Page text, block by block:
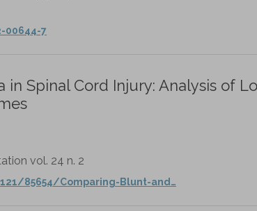
7
Spinal Cord Injury: Analysis of
vol. 24 n. 2
85654/Comparing-Blunt-and…